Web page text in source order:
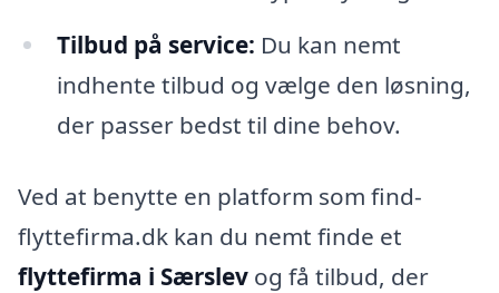
Tilbud på service: Du kan nemt
indhente tilbud og vælge den løsning,
der passer bedst til dine behov.
Ved at benytte en platform som find-
flyttefirma.dk kan du nemt finde et
flyttefirma i Særslev og få tilbud, der